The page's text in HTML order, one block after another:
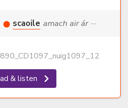
scaoile amach air ár ···
& listen